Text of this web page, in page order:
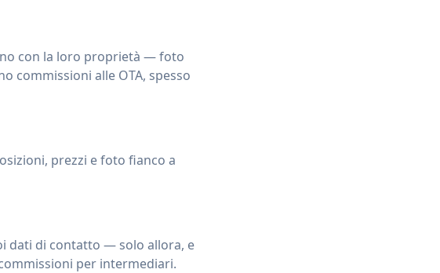
con la loro proprietà — foto
commissioni alle OTA, spesso
prezzi e foto fianco a
dati di contatto — solo allora, e
per intermediari.